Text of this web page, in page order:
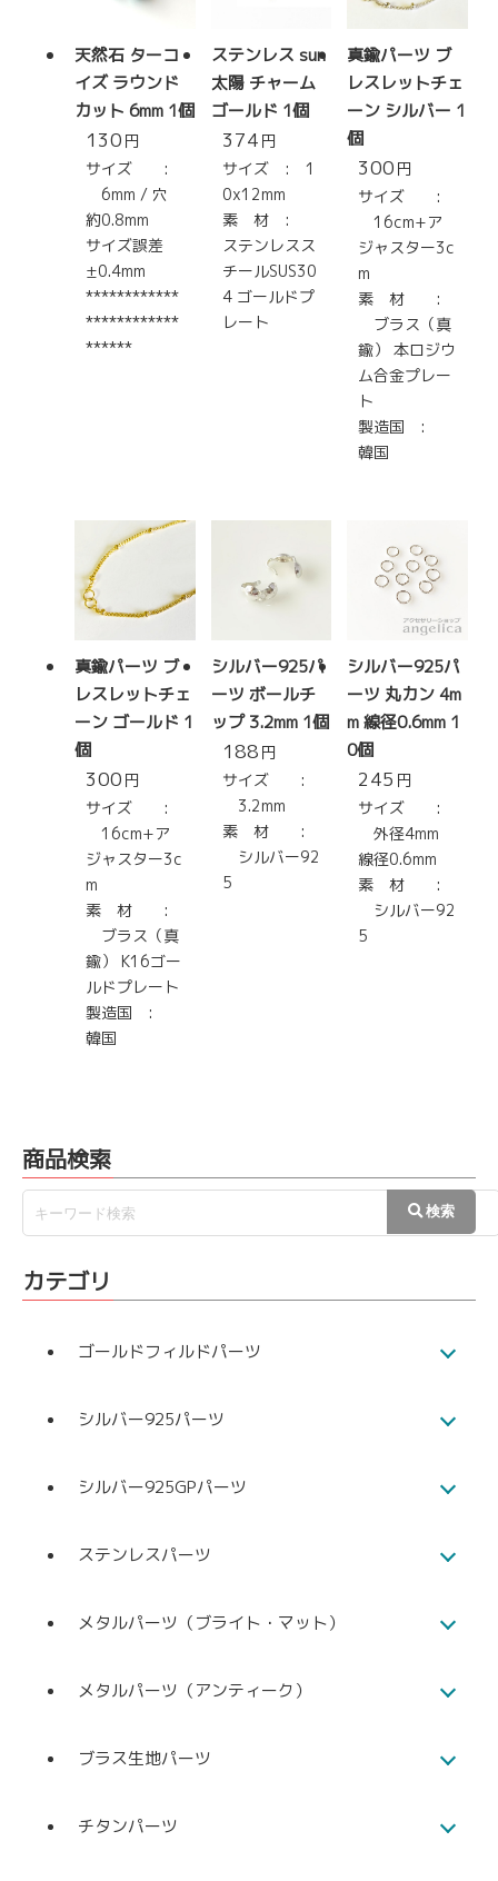
天然石 ターコ
イズ ラウンド
カット 6mm 1個
130 円
サイズ :
6mm / 穴
約0.8mm
サイズ誤差
±0.4mm
************
************
******
ステンレス sun
太陽 チャーム
ゴールド 1個
374 円
サイズ : 1
0x12mm
素 材 :
ステンレスス
チールSUS30
4 ゴールドプ
レート
真鍮パーツ ブ
レスレットチェ
ーン シルバー 1
個
300 円
サイズ :
16cm+ア
ジャスター3c
m
素 材 :
ブラス（真
鍮） 本ロジウ
ム合金プレー
ト
製造国 :
韓国
真鍮パーツ ブ
レスレットチェ
ーン ゴールド 1
個
300 円
サイズ :
16cm+ア
ジャスター3c
m
素 材 :
ブラス（真
鍮） K16ゴー
ルドプレート
製造国 :
韓国
シルバー925パ
ーツ ボールチ
ップ 3.2mm 1個
188 円
サイズ :
3.2mm
素 材 :
シルバー92
5
シルバー925パ
ーツ 丸カン 4m
m 線径0.6mm 1
0個
245 円
サイズ :
外径4mm
線径0.6mm
素 材 :
シルバー92
5
商品検索
カテゴリ
ゴールドフィルドパーツ
シルバー925パーツ
シルバー925GPパーツ
ステンレスパーツ
メタルパーツ（ブライト・マット）
メタルパーツ（アンティーク）
ブラス生地パーツ
チタンパーツ